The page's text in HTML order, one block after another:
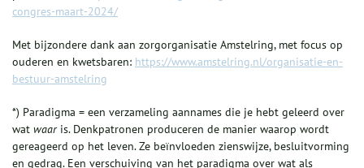
congres-maart-2024/
Met bijzondere dank aan zorgorganisatie Amstelring, met focus op
ouderen en kwetsbaren: https://www.amstelring.nl/organisatie-en-
bestuur-amstelring
*) Paradigma = een verzameling aannames die je hebt geleerd over
wat waaris. Denkpatronen produceren de manier waarop wordt
gereageerd op het leven. Ze beïnvloeden zienswijze, besluitvorming
en gedrag. Een verschuiving van het paradigma over wat als